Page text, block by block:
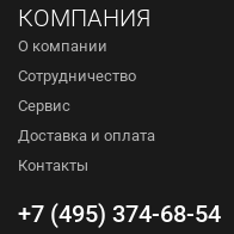
КОМПАНИЯ
О компании
Сотрудничество
Сервис
Доставка и оплата
Контакты
+7 (495) 374-68-54